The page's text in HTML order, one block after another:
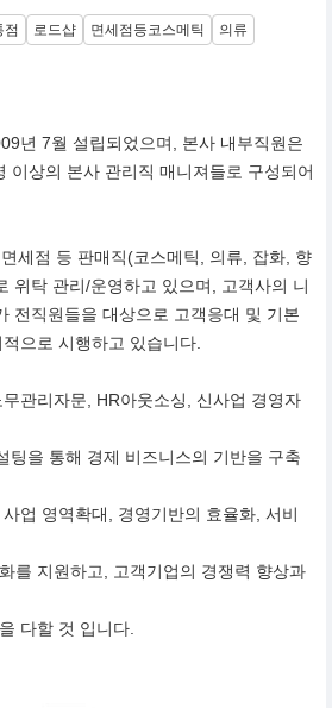
점 로드샵 면세점등코스메틱
의류
년 7월 설립되었으며, 본사 내부직원은
이상의 본사 관리직 매니져들로 구성되어
세점 등 판매직(코스메틱, 의류, 잡화, 향
위탁 관리/운영하고 있으며, 고객사의 니
전직원들을 대상으로 고객응대 및 기본
으로 시행하고 있습니다.
관리자문, HR아웃소싱, 신사업 경영자
팅을 통해 경제 비즈니스의 기반을 구축
업 영역확대, 경영기반의 효율화, 서비
를 지원하고, 고객기업의 경쟁력 향상과
다할 것 입니다.